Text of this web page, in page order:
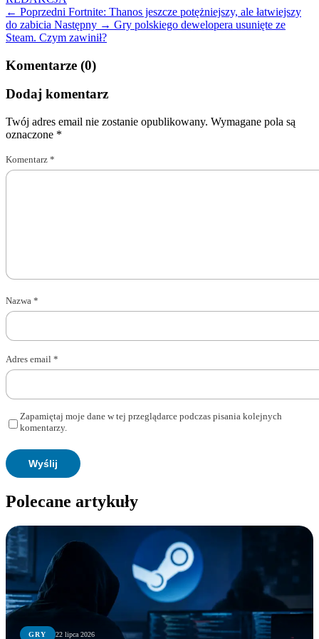
← Poprzedni Fortnite: Thanos jeszcze potężniejszy, ale łatwiejszy
do zabicia Następny → Gry polskiego dewelopera usunięte ze
Steam. Czym zawinił?
Komentarze (0)
Dodaj komentarz
Twój adres email nie zostanie opublikowany. Wymagane pola są
oznaczone *
Komentarz *
Nazwa *
Adres email *
Zapamiętaj moje dane w tej przeglądarce podczas pisania kolejnych
komentarzy.
Polecane artykuły
GRY 22 lipca 2026